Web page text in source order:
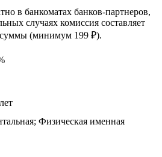
в банкоматах банков-партнеров,
случаях комиссия составляет
суммы (минимум 199 ₽).
Физическая именная